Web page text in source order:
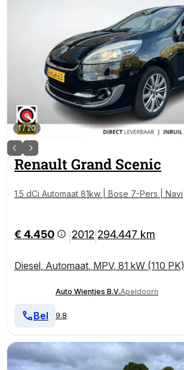
1/20
Renault Grand Scenic
1.5 dCi Automaat 81kw | Bose 7-Pers | Navi
€ 4.450 2012 294.447 km
Diesel, Automaat, MPV, 81 kW (110 PK)
Auto Wientjes B.V.Apeldoorn
9.8
Bel